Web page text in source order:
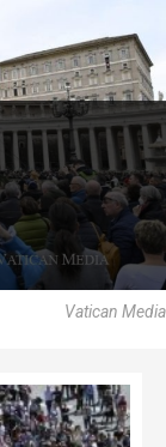
Vatican Media